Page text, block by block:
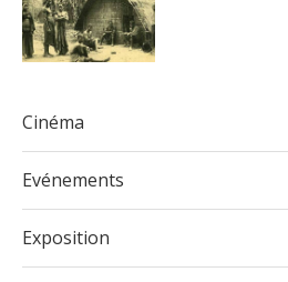
Cinéma
Evénements
Exposition